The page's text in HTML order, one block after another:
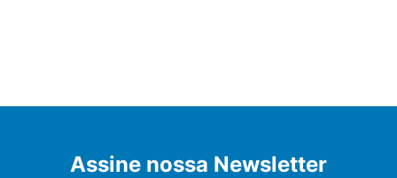
Assine nossa Newsletter